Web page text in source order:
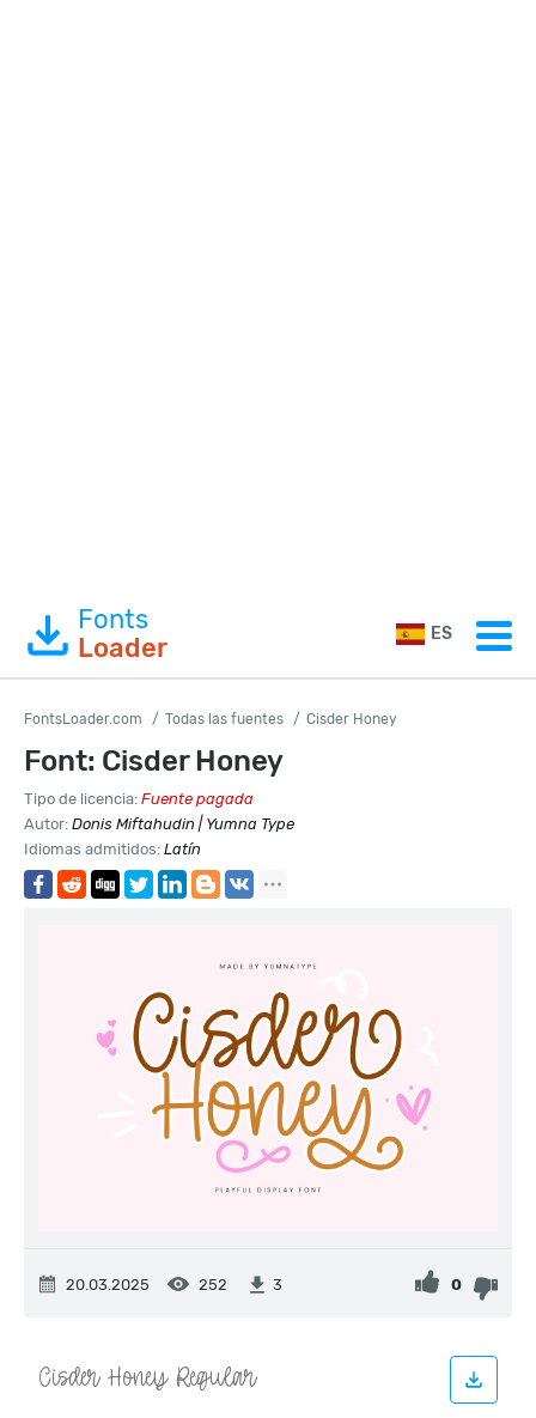
Fonts
Loader
ES
FontsLoader.com Todas las fuentes Cisder Honey
Font: Cisder Honey
Tipo de licencia: Fuente pagada
Autor: Donis Miftahudin | Yumna Type
Idiomas admitidos: Latín
20.03.2025 252 3 0